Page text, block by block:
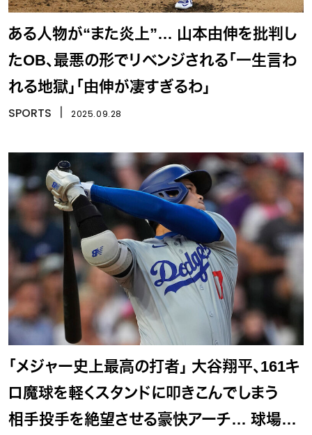
ある人物が“また炎上”… 山本由伸を批判し
たOB、最悪の形でリベンジされる「一生言わ
れる地獄」「由伸が凄すぎるわ」
SPORTS 2025.09.28
「メジャー史上最高の打者」 大谷翔平、161キ
ロ魔球を軽くスタンドに叩きこんでしまう
相手投手を絶望させる豪快アーチ… 球場震